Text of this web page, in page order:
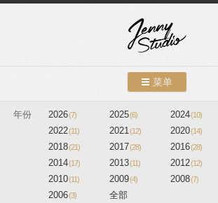
菜单
跳转到内容
案例展示
关于我们
服务介绍
年份 2026(7) 2025(6) 2024(10)
2022(11) 2021(12) 2020(14)
2018(21) 2017(28) 2016(28)
2014(17) 2013(11) 2012(12)
2010(11) 2009(4) 2008(7)
2006(3) 全部